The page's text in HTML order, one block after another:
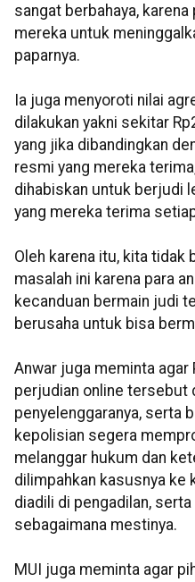
sangat berbahaya,
mereka untuk
paparnya.
Ia juga menyoroti nilai
dilakukan yakni sekitar
yang jika dibandingkan
resmi yang mereka
dihabiskan untuk berjudi
yang mereka terima
Oleh karena itu, kita tidak
masalah ini karena para
kecanduan bermain judi
berusaha untuk bisa
Anwar juga meminta
perjudian online tersebut
penyelenggaranya, serta
kepolisian segera
melanggar hukum dan
dilimpahkan kasusnya ke
diadili di pengadilan,
sebagaimana mestinya.
MUI juga meminta agar